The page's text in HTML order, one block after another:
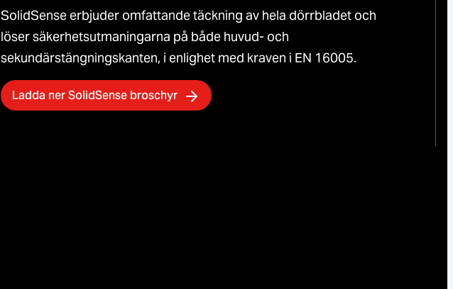
SolidSense erbjuder omfattande täckning av hela dörrbladet och
löser säkerhetsutmaningarna på både huvud- och
sekundärstängningskanten, i enlighet med kraven i EN 16005.
Ladda ner SolidSense broschyr